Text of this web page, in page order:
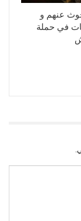
5 مبحوث عنهم و
في حملة